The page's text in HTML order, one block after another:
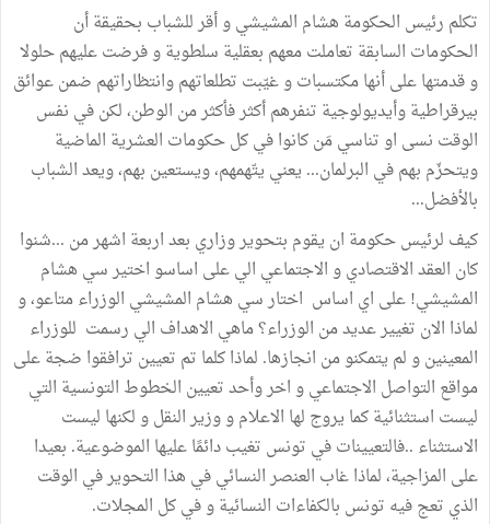
تكلم رئيس الحكومة هشام المشيشي و أقر للشباب بحقيقة أن
الحكومات السابقة تعاملت معهم بعقلية سلطوية و فرضت عليهم حلولا
و قدمتها على أنها مكتسبات و غيّبت تطلعاتهم وانتظاراتهم ضمن عوائق
بيرقراطية وأيديولوجية تنفرهم أكثر فأكثر من الوطن، لكن في نفس
الوقت نسى او تناسي مَن كانوا في كل حكومات العشرية الماضية
ويتحزّم بهم في البرلمان... يعني يتّهمهم، ويستعين بهم، ويعد الشباب
بالأفضل...
كيف لرئيس حكومة ان يقوم بتحوير وزاري بعد اربعة اشهر من ...شنوا
كان العقد الاقتصادي و الاجتماعي الي على اساسو اختير سي هشام
المشيشي! على اي اساس اختار سي هشام المشيشي الوزراء متاعو، و
لماذا الان تغيير عديد من الوزراء؟ ماهي الاهداف الي رسمت للوزراء
المعينين و لم يتمكنو من انجازها. لماذا كلما تم تعيين ترافقوا ضجة على
مواقع التواصل الاجتماعي و اخر وأحد تعيين الخطوط التونسية التي
ليست استثنائية كما يروج لها الاعلام و وزير النقل و لكنها ليست
الاستثناء ..فالتعيينات في تونس تغيب دائمًا عليها الموضوعية. بعيدا
على المزاجية، لماذا غاب العنصر النسائي في هذا التحوير في الوقت
الذي تعج فيه تونس بالكفاءات النسائية و في كل المجلات.